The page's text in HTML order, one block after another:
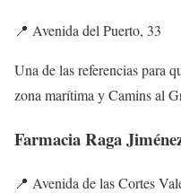
📍 Avenida del Puerto, 33
Una de las referencias para
zona marítima y Camins al
Farmacia Raga
📍 Avenida de las Cortes